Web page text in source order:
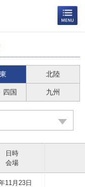
北陸
四国 九州
日時
会場
11月23日